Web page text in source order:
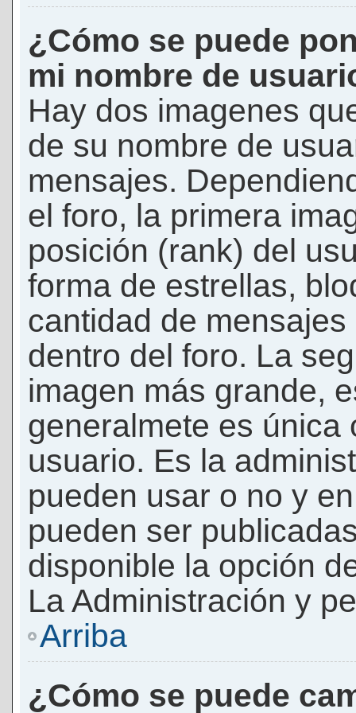
¿Cómo se puede
mi nombre de
Hay dos imagenes
de su nombre de
mensajes.
el foro, la primera
posición (rank) del
forma de estrellas,
cantidad de
dentro del foro. La
imagen más grande,
generalmete es única
usuario. Es la
pueden usar o no y
pueden ser
disponible la opción
La Administración y
Arriba
¿Cómo se puede